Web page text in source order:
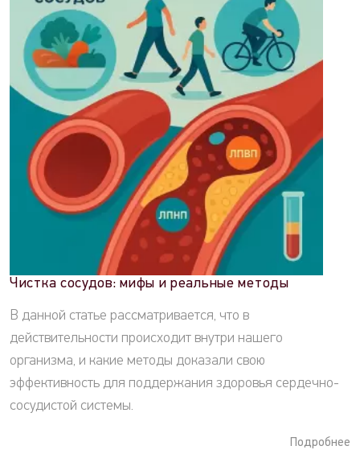
Чистка сосудов: мифы и реальные методы
В данной статье рассматривается, что в
действительности происходит внутри нашего
организма, и какие методы доказали свою
эффективность для поддержания здоровья сердечно-
сосудистой системы.
Подробнее